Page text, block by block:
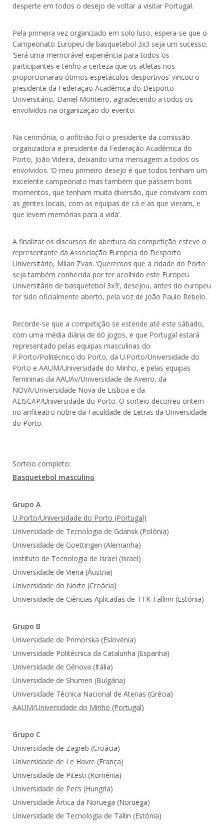
desperte em todos o desejo de voltar a visitar Portugal.
Pela primeira vez organizado em solo luso, espera-se que o
Campeonato Europeu de basquetebol 3x3 seja um sucesso.
‘Será uma memorável experiência para todos os
participantes e tenho a certeza que os atletas nos
proporcionarão ótimos espetáculos desportivos’ vincou o
presidente da Federação Académica do Desporto
Universitário, Daniel Monteiro, agradecendo a todos os
envolvidos na organização do evento.
Na cerimónia, o anfitrião foi o presidente da comissão
organizadora e presidente da Federação Académica do
Porto, João Videira, deixando uma mensagem a todos os
envolvidos. ‘O meu primeiro desejo é que todos tenham um
excelente campeonato mas também que passem bons
momentos, que tenham muita diversão, que convivam com
as gentes locais, com as equipas de cá e as que vieram, e
que levem memórias para a vida’.
A finalizar os discursos de abertura da competição esteve o
representante da Associação Europeia do Desporto
Universitário, Milan Zvan. ‘Queremos que a cidade do Porto
seja também conhecida por ter acolhido este Europeu
Universitário de basquetebol 3x3’, desejou, antes do europeu
ter sido oficialmente aberto, pela voz de João Paulo Rebelo.
Recorde-se que a competição se estende até este sábado,
com uma média diária de 60 jogos, e que Portugal estará
representado pelas equipas masculinas do
P.Porto/Politécnico do Porto, da U.Porto/Universidade do
Porto e AAUM/Universidade do Minho, e pelas equipas
femininas da AAUAv/Universidade de Aveiro, da
NOVA/Universidade Nova de Lisboa e da
AEISCAP/Universidade do Porto. O sorteio decorreu ontem
no anfiteatro nobre da Faculdade de Letras da Universidade
do Porto.
Sorteio completo:
Basquetebol masculino
Grupo A
U.Porto/Universidade do Porto (Portugal)
Universidade de Tecnologia de Gdansk (Polónia)
Universidade de Goettingen (Alemanha)
Instituto de Tecnologia de Israel (Israel)
Universidade de Viena (Áustria)
Universidade do Norte (Croácia)
Universidade de Ciências Aplicadas de TTK Tallinn (Estónia)
Grupo B
Universidade de Primorska (Eslovénia)
Universidade Politécnica da Catalunha (Espanha)
Universidade de Génova (Itália)
Universidade de Shumen (Bulgária)
Universidade Técnica Nacional de Atenas (Grécia)
AAUM/Universidade do Minho (Portugal)
Grupo C
Universidade de Zagreb (Croácia)
Universidade de Le Havre (França)
Universidade de Pitesti (Roménia)
Universidade de Pecs (Hungria)
Universidade Ártica da Noruega (Noruega)
Universidade de Tecnologia de Tallin (Estónia)